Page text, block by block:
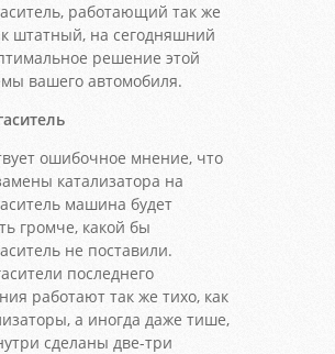
работающий так же
штатный, на сегодняшний
решение этой
вашего автомобиля.
ошибочное мнение, что
катализатора на
машина будет
громче, какой бы
не поставили.
последнего
работают так же тихо, как
а иногда даже тише,
сделаны две-три